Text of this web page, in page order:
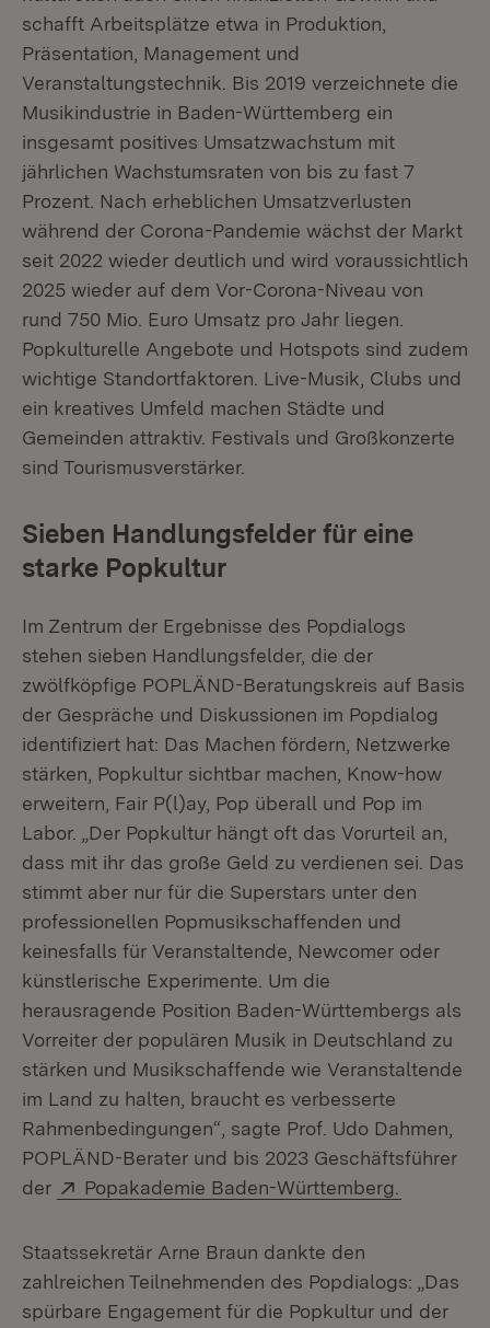
schafft Arbeitsplätze etwa in Produktion,
Präsentation, Management und
Veranstaltungstechnik. Bis 2019 verzeichnete die
Musikindustrie in Baden-Württemberg ein
insgesamt positives Umsatzwachstum mit
jährlichen Wachstumsraten von bis zu fast 7
Prozent. Nach erheblichen Umsatzverlusten
während der Corona-Pandemie wächst der Markt
seit 2022 wieder deutlich und wird voraussichtlich
2025 wieder auf dem Vor-Corona-Niveau von
rund 750 Mio. Euro Umsatz pro Jahr liegen.
Popkulturelle Angebote und Hotspots sind zudem
wichtige Standortfaktoren. Live-Musik, Clubs und
ein kreatives Umfeld machen Städte und
Gemeinden attraktiv. Festivals und Großkonzerte
sind Tourismusverstärker.
Sieben Handlungsfelder für eine
starke Popkultur
Im Zentrum der Ergebnisse des Popdialogs
stehen sieben Handlungsfelder, die der
zwölfköpfige POPLÄND-Beratungskreis auf Basis
der Gespräche und Diskussionen im Popdialog
identifiziert hat: Das Machen fördern, Netzwerke
stärken, Popkultur sichtbar machen, Know-how
erweitern, Fair P(l)ay, Pop überall und Pop im
Labor. „Der Popkultur hängt oft das Vorurteil an,
dass mit ihr das große Geld zu verdienen sei. Das
stimmt aber nur für die Superstars unter den
professionellen Popmusikschaffenden und
keinesfalls für Veranstaltende, Newcomer oder
künstlerische Experimente. Um die
herausragende Position Baden-Württembergs als
Vorreiter der populären Musik in Deutschland zu
stärken und Musikschaffende wie Veranstaltende
im Land zu halten, braucht es verbesserte
Rahmenbedingungen“, sagte Prof. Udo Dahmen,
POPLÄND-Berater und bis 2023 Geschäftsführer
der
Extern:
Popakademie Baden-Württemberg.
Staatssekretär Arne Braun dankte den
zahlreichen Teilnehmenden des Popdialogs: „Das
spürbare Engagement für die Popkultur und der